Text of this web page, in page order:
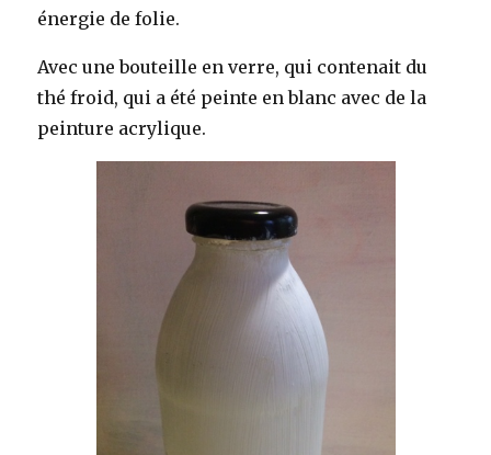
énergie de folie.
Avec une bouteille en verre, qui contenait du
thé froid, qui a été peinte en blanc avec de la
peinture acrylique.